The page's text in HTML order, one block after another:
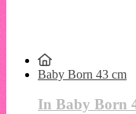
Baby Born 43 cm
In Baby Born